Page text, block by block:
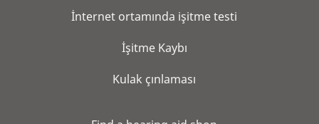
İnternet ortamında işitme testi
İşitme Kaybı
Kulak çınlaması